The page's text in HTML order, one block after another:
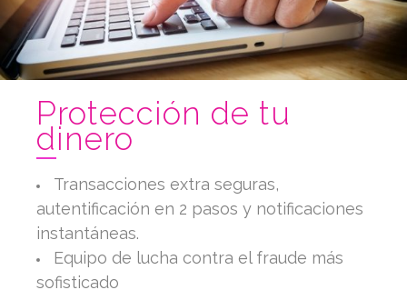
Protección de tu
dinero
Transacciones extra seguras,
autentificación en 2 pasos y notificaciones
instantáneas.
Equipo de lucha contra el fraude más
sofisticado